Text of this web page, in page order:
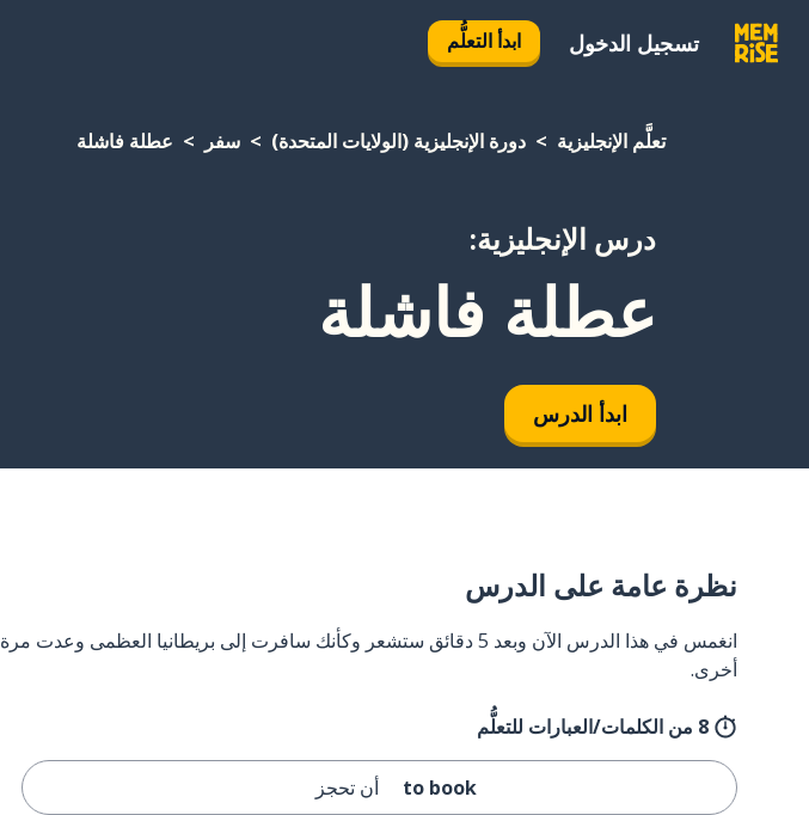
تسجيل الدخول ابدأ التعلُّم
تعلَّم الإنجليزية دورة الإنجليزية (الولايات المتحدة) سفر عطلة فاشلة
درس الإنجليزية:
عطلة فاشلة
ابدأ الدرس
نظرة عامة على الدرس
انغمس في هذا الدرس الآن وبعد 5 دقائق ستشعر وكأنك سافرت إلى بريطانيا العظمى وعدت مرة
أخرى.
8 من الكلمات/العبارات للتعلُّم
to book أن تحجز